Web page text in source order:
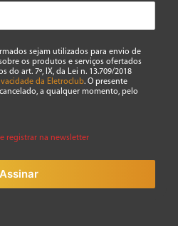
sejam utilizados para envio de
os produtos e serviços ofertados
do art. 7º, IX, da Lei n. 13.709/2018
da Eletroclub. O presente
a qualquer momento, pelo
registrar na newsletter
Assinar